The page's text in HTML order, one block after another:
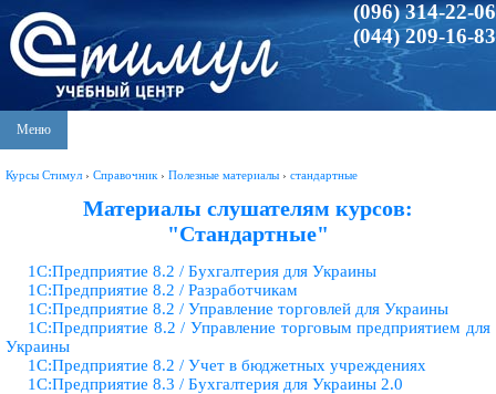
(096) 314-22-06
(044) 209-16-83
Меню
Курсы Стимул › Справочник › Полезные материалы › стандартные
Материалы слушателям курсов:
"Стандартные"
1С:Предприятие 8.2 / Бухгалтерия для Украины
1С:Предприятие 8.2 / Разработчикам
1С:Предприятие 8.2 / Управление торговлей для Украины
1С:Предприятие 8.2 / Управление торговым предприятием для
Украины
1С:Предприятие 8.2 / Учет в бюджетных учреждениях
1С:Предприятие 8.3 / Бухгалтерия для Украины 2.0